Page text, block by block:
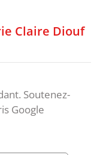
Claire Diouf
Soutenez-
Google